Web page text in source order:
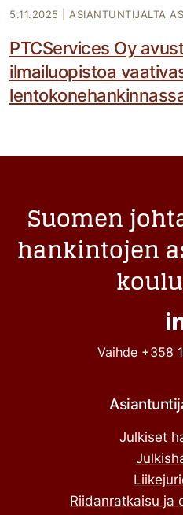
5.11.2025 ASIANTUNTIJALTA
PTCServices Oy
ilmailuopistoa
Suomen
hankintojen
Vaihde +358
Julkiset
Riidanratkaisu ja